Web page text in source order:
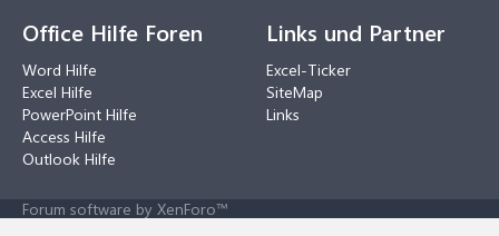
Office Hilfe Foren
Word Hilfe
Excel Hilfe
PowerPoint Hilfe
Access Hilfe
Outlook Hilfe
Links und Partner
Excel-Ticker
SiteMap
Links
Forum software by XenForo™